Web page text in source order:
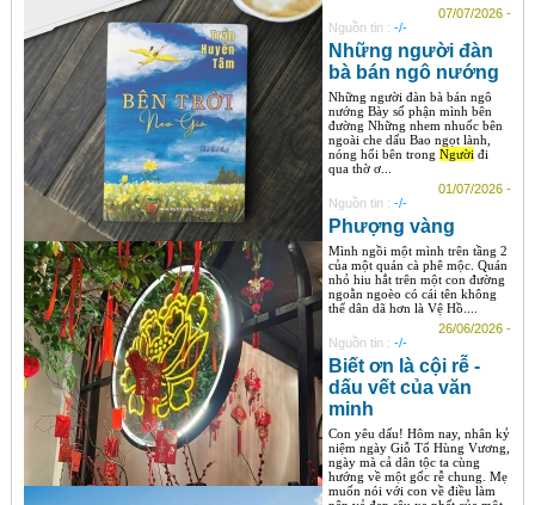
07/07/2026 -
Nguồn tin : -/-
Những người đàn
bà bán ngô nướng
Những người đàn bà bán ngô
nướng Bày số phận mình bên
đường Những nhem nhuốc bên
ngoài che dấu Bao ngọt lành,
nóng hổi bên trong Ngườiđi
qua thờ ơ...
01/07/2026 -
Nguồn tin : -/-
Phượng vàng
Mình ngồi một mình trên tầng 2
của một quán cà phê mộc. Quán
nhỏ hiu hắt trên một con đường
ngoằn ngoèo có cái tên không
thể dân dã hơn là Vệ Hồ....
26/06/2026 -
Nguồn tin : -/-
Biết ơn là cội rễ -
dấu vết của văn
minh
Con yêu dấu! Hôm nay, nhân kỷ
niệm ngày Giỗ Tổ Hùng Vương,
ngày mà cả dân tộc ta cùng
hướng về một gốc rễ chung. Mẹ
muốn nói với con về điều làm